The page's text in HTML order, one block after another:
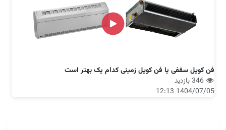
فن کویل سقفی یا فن کویل زمینی کدام یک بهتر است
346 بازدید
1404/07/05 12:13